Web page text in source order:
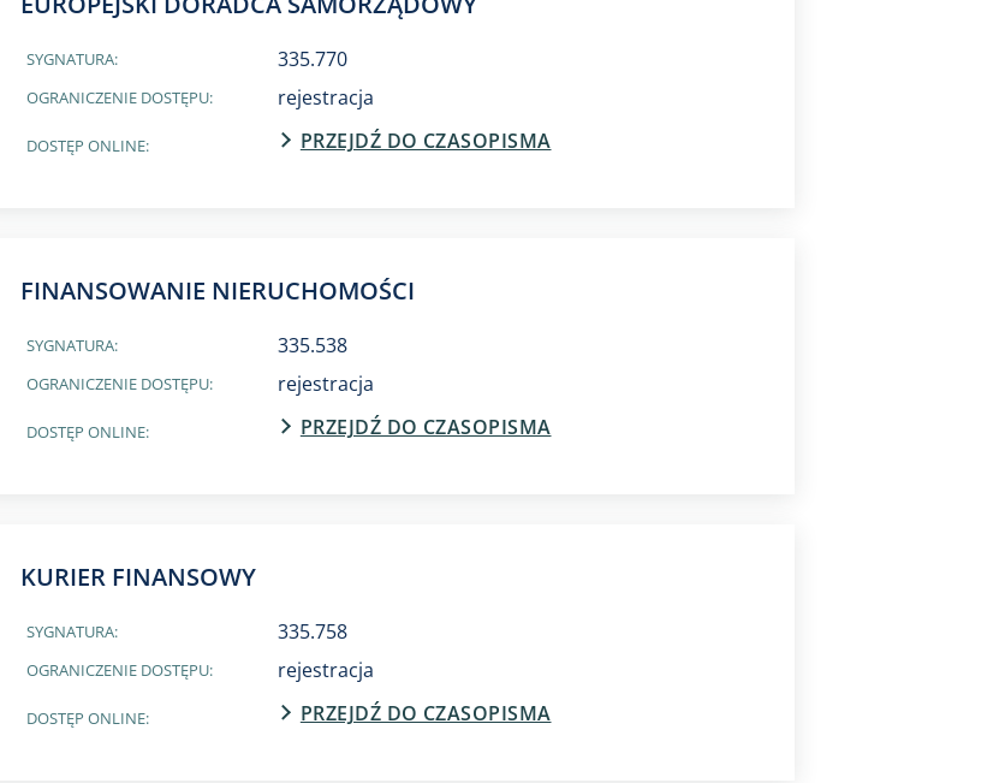
SYGNATURA: 335.770
OGRANICZENIE DOSTĘPU: rejestracja
DOSTĘP ONLINE: PRZEJDŹ DO CZASOPISMA
FINANSOWANIE NIERUCHOMOŚCI
SYGNATURA: 335.538
OGRANICZENIE DOSTĘPU: rejestracja
DOSTĘP ONLINE: PRZEJDŹ DO CZASOPISMA
KURIER FINANSOWY
SYGNATURA: 335.758
OGRANICZENIE DOSTĘPU: rejestracja
DOSTĘP ONLINE: PRZEJDŹ DO CZASOPISMA